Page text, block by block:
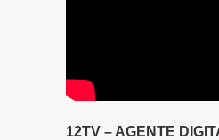
12TV – AGENTE